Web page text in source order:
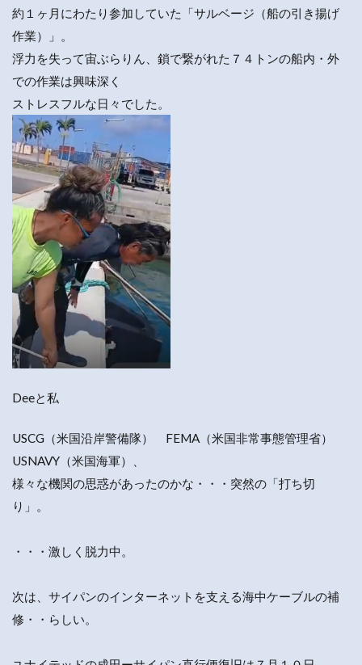
約１ヶ月にわたり参加していた「サルベージ（船の引き揚げ
作業）」。
浮力を失って宙ぶらりん、鎖で繋がれた７４トンの船内・外
での作業は興味深く
ストレスフルな日々でした。
Deeと私
USCG（米国沿岸警備隊） FEMA（米国非常事態管理省）
USNAVY（米国海軍）、
様々な機関の思惑があったのかな・・・突然の「打ち切
り」。
・・・激しく脱力中。
次は、サイパンのインターネットを支える海中ケーブルの補
修・・らしい。